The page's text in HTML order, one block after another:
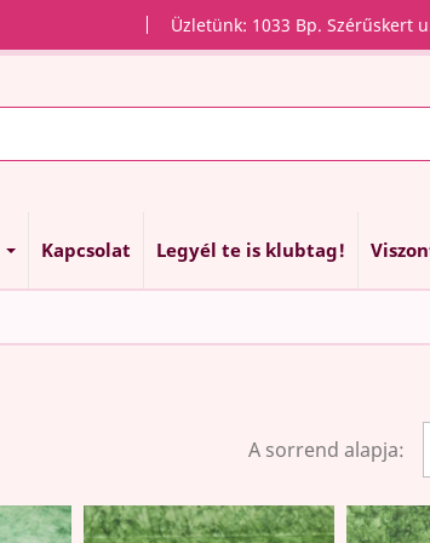
Üzletünk: 1033 Bp. Szérűskert
Kapcsolat Legyél te is klubtag!
A sorrend alapja: